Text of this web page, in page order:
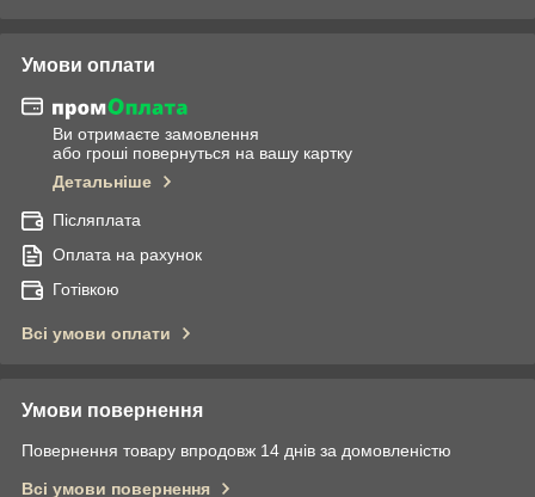
Умови оплати
Ви отримаєте замовлення
або гроші повернуться на вашу картку
Детальніше
Післяплата
Оплата на рахунок
Готівкою
Всі умови оплати
Умови повернення
Повернення товару впродовж 14 днів за домовленістю
Всі умови повернення